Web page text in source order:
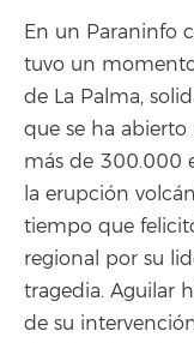
En un Paraninfo
tuvo un
de La Palma,
que se ha
más de 300.000
la erupción
tiempo que
regional por su
tragedia. Aguilar
de su